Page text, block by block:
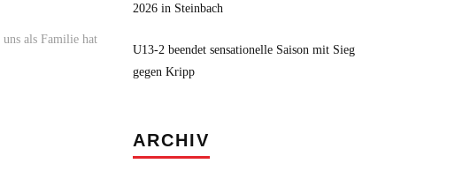
als Familie hat
2026 in Steinbach
U13-2 beendet sensationelle Saison mit Sieg
gegen Kripp
ARCHIV